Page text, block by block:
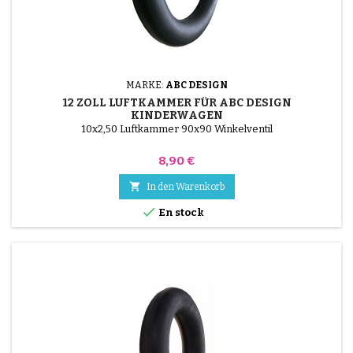
MARKE: ABC DESIGN
12 ZOLL LUFTKAMMER FÜR ABC DESIGN
KINDERWAGEN
10x2,50 Luftkammer 90x90 Winkelventil
Preis
8,90 €
 In den Warenkorb
 En stock